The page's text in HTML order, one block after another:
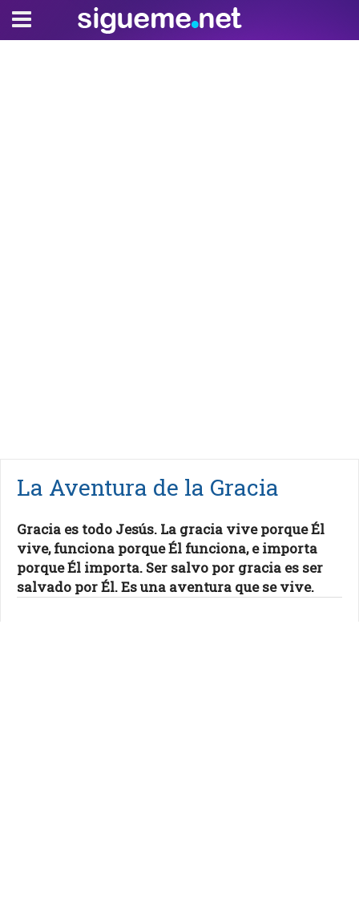
La Aventura de la Gracia
Gracia es todo Jesús. La gracia vive porque Él
vive, funciona porque Él funciona, e importa
porque Él importa. Ser salvo por gracia es ser
salvado por Él. Es una aventura que se vive.